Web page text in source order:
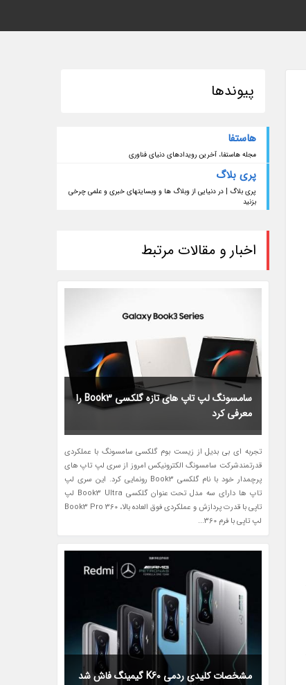
پیوندها
هاستفا
مجله هاستفا، آخرین رویدادهای دنیای فناوری
پری بلاگ
پری بلاگ | در دنیایی از وبلاگ ها و وبسایتهای خبری و علمی چرخی
بزنید
اخبار و مقالات مرتبط
سامسونگ لپ تاپ های تازه گلکسی Book3 را
معرفی کرد
تجربه ای بی بدیل از زیست بوم گلکسی سامسونگ با عملکردی
قدرتمندشرکت سامسونگ الکترونیکس امروز از سری لپ تاپ های
پرچمدار خود با نام گلکسی Book3 رونمایی کرد. این سری لپ
تاپ ها دارای سه مدل تحت عنوان گلکسی Book3 Ultra لپ
تاپی با قدرت پردازش و عملکردی فوق العاده بالا، Book3 Pro 360
لپ تاپی با فرم 360...
مشخصات کلیدی ردمی K60 گیمینگ فاش شد